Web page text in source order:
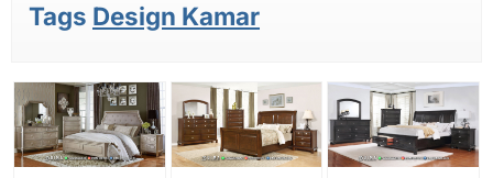
Tags Design Kamar